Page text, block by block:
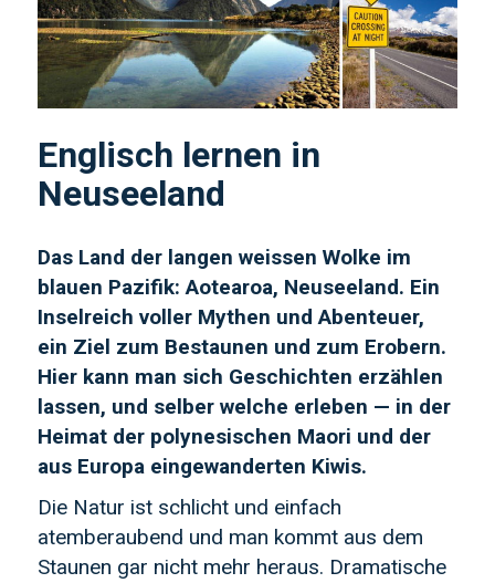
Englisch lernen in
Neuseeland
Das Land der langen weissen Wolke im
blauen Pazifik: Aotearoa, Neuseeland. Ein
Inselreich voller Mythen und Abenteuer,
ein Ziel zum Bestaunen und zum Erobern.
Hier kann man sich Geschichten erzählen
lassen, und selber welche erleben — in der
Heimat der polynesischen Maori und der
aus Europa eingewanderten Kiwis.
Die Natur ist schlicht und einfach
atemberaubend und man kommt aus dem
Staunen gar nicht mehr heraus. Dramatische